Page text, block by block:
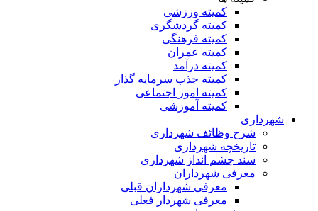
کمیته ورزشی
کمیته گردشگری
کمیته فرهنگی
کمیته عمران
کمیته درآمد
کمیته جذب سرمایه گذار
کمیته امور اجتماعی
کمیته آموزشی
شهرداری
شرح وظائف شهرداری
تاریخچه شهرداری
سند چشم انداز شهرداری
معرفی شهرداران
معرفی شهرداران قبلی
معرفی شهردار فعلی